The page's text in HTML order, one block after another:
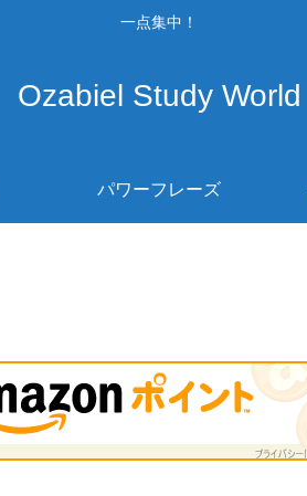
一点集中！
Ozabiel Study World
パワーフレーズ